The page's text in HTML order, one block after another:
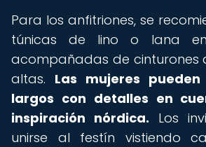
Para los anfitriones, se
túnicas de lino o lana
acompañadas de cinturones
altas. Las mujeres
largos con detalles en
inspiración nórdica. Los
unirse al festín vistiendo